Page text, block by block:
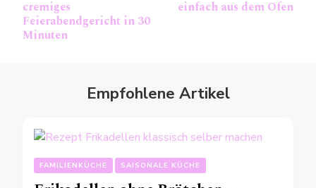
cremiges
Feierabendgericht in 30
Minuten
einfach aus dem Ofen
Empfohlene Artikel
FAMILIENKÜCHE SAISONALE KÜCHE